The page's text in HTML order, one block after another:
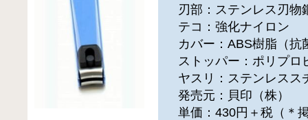
刃部：ステンレス刃物
テコ：強化ナイロン
カバー：ABS樹脂（抗
ストッパー：ポリプロ
ヤスリ：ステンレスス
発売元：貝印（株）
単価：430円＋税（＊